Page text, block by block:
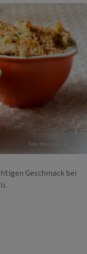
Foto: Mauritius Images
Geschmack bei